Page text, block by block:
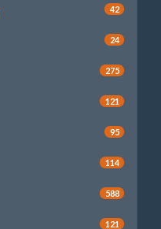
42
24
275
121
95
114
588
121